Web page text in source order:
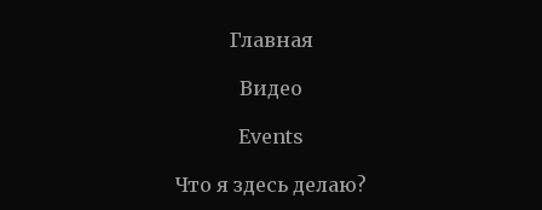
Главная
Видео
Events
Что я здесь делаю?